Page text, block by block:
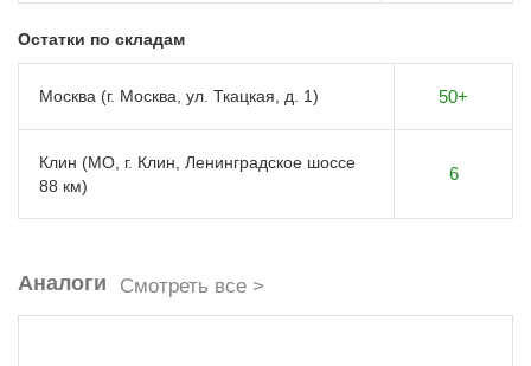
Остатки по складам
Москва (г. Москва, ул. Ткацкая, д. 1) 50+
Клин (МО, г. Клин, Ленинградское шоссе
88 км)
6
Аналоги Смотреть все >